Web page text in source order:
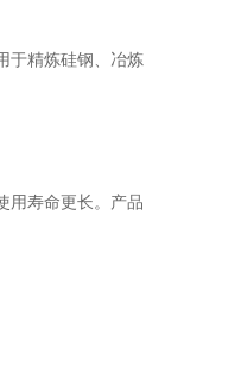
于精炼硅钢、冶炼
用寿命更长。产品